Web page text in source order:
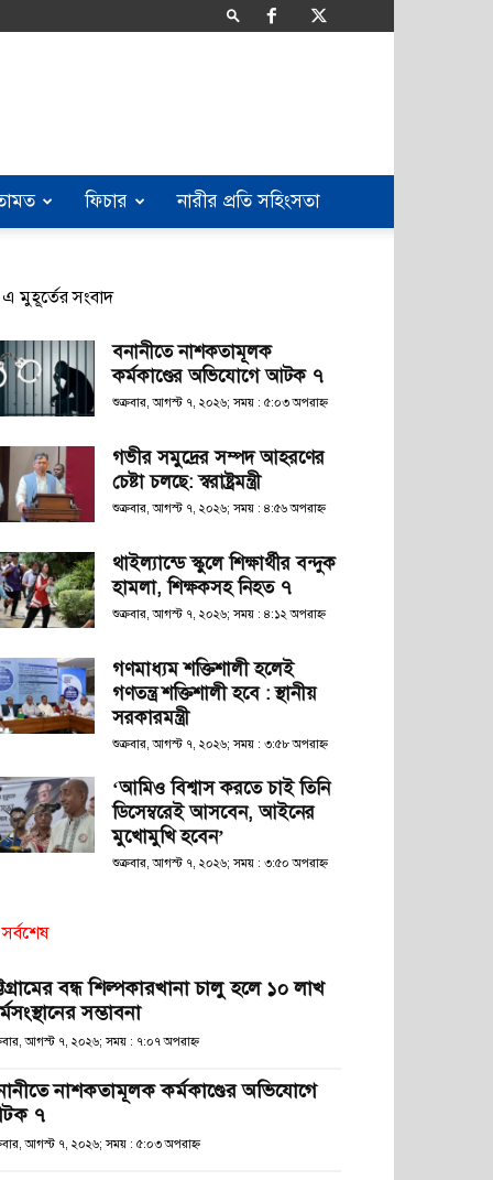
ফিচার নারীর প্রতি সহিংসতা
এ মুহূর্তের সংবাদ
বনানীতে নাশকতামূলক
কর্মকাণ্ডের অভিযোগে আটক ৭
শুক্রবার, আগস্ট ৭, ২০২৬; সময় : ৫:০৩ অপরাহ্ণ
গভীর সমুদ্রের সম্পদ আহরণের
চেষ্টা চলছে: স্বরাষ্ট্রমন্ত্রী
শুক্রবার, আগস্ট ৭, ২০২৬; সময় : ৪:৫৬ অপরাহ্ণ
থাইল্যান্ডে স্কুলে শিক্ষার্থীর বন্দুক
হামলা, শিক্ষকসহ নিহত ৭
শুক্রবার, আগস্ট ৭, ২০২৬; সময় : ৪:১২ অপরাহ্ণ
গণমাধ্যম শক্তিশালী হলেই
গণতন্ত্র শক্তিশালী হবে : স্থানীয়
সরকারমন্ত্রী
শুক্রবার, আগস্ট ৭, ২০২৬; সময় : ৩:৫৮ অপরাহ্ণ
‘আমিও বিশ্বাস করতে চাই তিনি
ডিসেম্বরেই আসবেন, আইনের
মুখোমুখি হবেন’
শুক্রবার, আগস্ট ৭, ২০২৬; সময় : ৩:৫০ অপরাহ্ণ
সর্বশেষ
বন্ধ শিল্পকারখানা চালু হলে ১০ লাখ
সম্ভাবনা
আগস্ট ৭, ২০২৬; সময় : ৭:০৭ অপরাহ্ণ
নাশকতামূলক কর্মকাণ্ডের অভিযোগে
৭
আগস্ট ৭, ২০২৬; সময় : ৫:০৩ অপরাহ্ণ